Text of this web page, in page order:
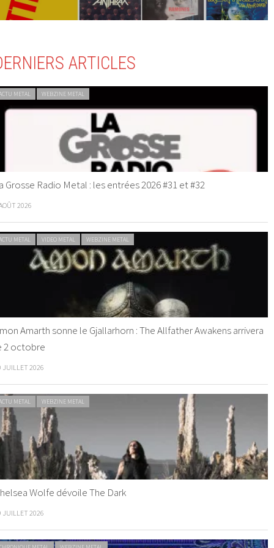
ARTICLES
METAL WEBZINE METAL
Grosse Radio Metal : les entrées 2026 #31 et #32
2026
METAL VIDEO METAL WEBZINE METAL
Amarth sonne le Gjallarhorn : The Allfather Awakens arrivera
2 octobre
JUILLET 2026
METAL WEBZINE METAL
Wolfe dévoile The Dark
JUILLET 2026